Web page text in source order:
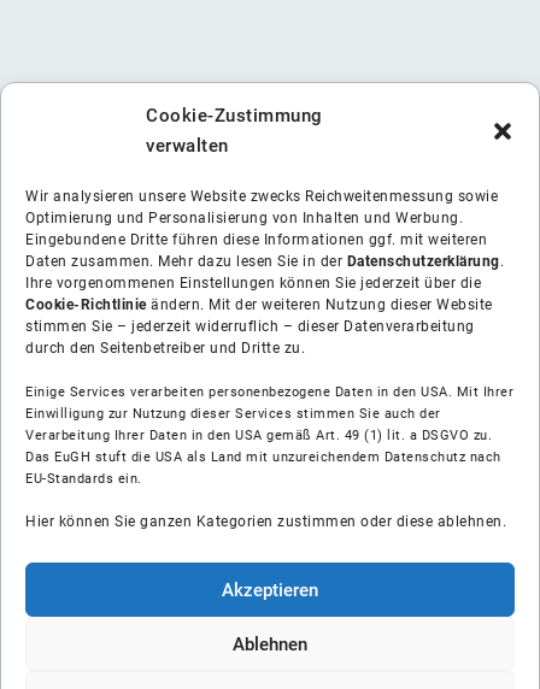
Cookie-Zustimmung
verwalten
Wir analysieren unsere Website zwecks Reichweitenmessung sowie
Optimierung und Personalisierung von Inhalten und Werbung.
Eingebundene Dritte führen diese Informationen ggf. mit weiteren
Daten zusammen. Mehr dazu lesen Sie in der Datenschutzerklärung.
Ihre vorgenommenen Einstellungen können Sie jederzeit über die
Cookie-Richtlinieändern. Mit der weiteren Nutzung dieser Website
stimmen Sie – jederzeit widerruflich – dieser Datenverarbeitung
durch den Seitenbetreiber und Dritte zu.
Einige Services verarbeiten personenbezogene Daten in den USA. Mit Ihrer
Einwilligung zur Nutzung dieser Services stimmen Sie auch der
Verarbeitung Ihrer Daten in den USA gemäß Art. 49 (1) lit. a DSGVO zu.
Das EuGH stuft die USA als Land mit unzureichendem Datenschutz nach
EU-Standards ein.
Hier können Sie ganzen Kategorien zustimmen oder diese ablehnen.
Akzeptieren
Ablehnen
Über uns
Soziale Medien